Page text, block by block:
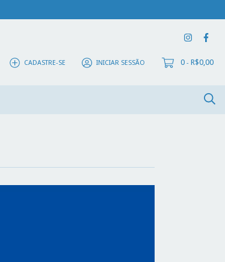
CADASTRE-SE INICIAR SESSÃO 0 - R$0,00